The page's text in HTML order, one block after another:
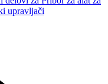
upravljači